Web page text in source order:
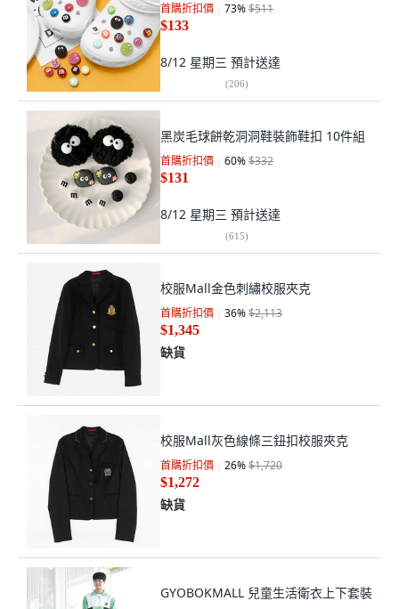
首購折扣價 73%$511
$133
8/12 星期三 預計送達
(206)
黑炭毛球餅乾洞洞鞋裝飾鞋扣 10件組
首購折扣價 60%$332
$131
8/12 星期三 預計送達
(615)
校服Mall金色刺繡校服夾克
首購折扣價 36%$2,113
$1,345
缺貨
校服Mall灰色線條三鈕扣校服夾克
首購折扣價 26%$1,720
$1,272
缺貨
GYOBOKMALL 兒童生活衛衣上下套裝